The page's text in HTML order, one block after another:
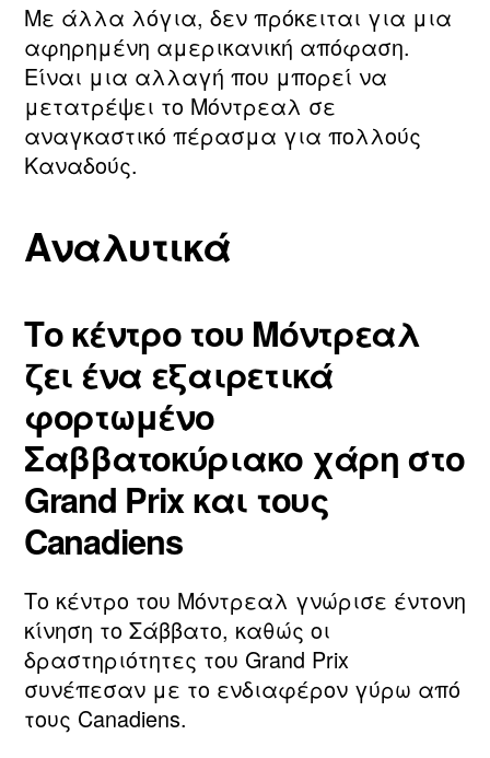
Με άλλα λόγια, δεν πρόκειται για μια
αφηρημένη αμερικανική απόφαση.
Είναι μια αλλαγή που μπορεί να
μετατρέψει το Μόντρεαλ σε
αναγκαστικό πέρασμα για πολλούς
Καναδούς.
Αναλυτικά
Το κέντρο του Μόντρεαλ
ζει ένα εξαιρετικά
φορτωμένο
Σαββατοκύριακο χάρη στο
Grand Prix και τους
Canadiens
Το κέντρο του Μόντρεαλ γνώρισε έντονη
κίνηση το Σάββατο, καθώς οι
δραστηριότητες του Grand Prix
συνέπεσαν με το ενδιαφέρον γύρω από
τους Canadiens.